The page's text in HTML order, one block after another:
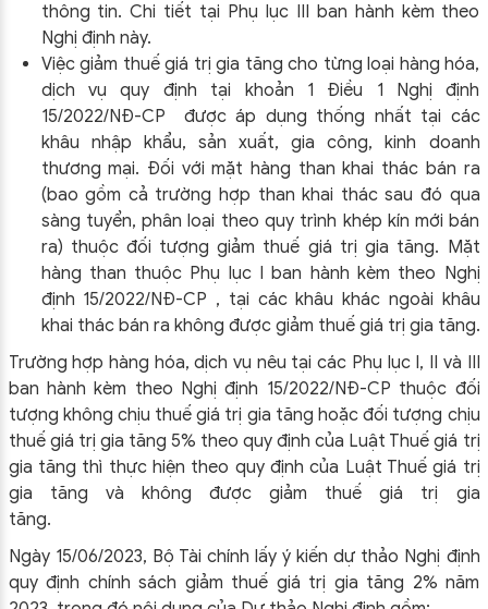
thông tin. Chi tiết tại Phụ lục III ban hành kèm theo
Nghị định này.
Việc giảm thuế giá trị gia tăng cho từng loại hàng hóa,
dịch vụ quy định tại khoản 1 Điều 1 Nghị định
15/2022/NĐ-CP được áp dụng thống nhất tại các
khâu nhập khẩu, sản xuất, gia công, kinh doanh
thương mại. Đối với mặt hàng than khai thác bán ra
(bao gồm cả trường hợp than khai thác sau đó qua
sàng tuyển, phân loại theo quy trình khép kín mới bán
ra) thuộc đối tượng giảm thuế giá trị gia tăng. Mặt
hàng than thuộc Phụ lục I ban hành kèm theo Nghị
định 15/2022/NĐ-CP , tại các khâu khác ngoài khâu
khai thác bán ra không được giảm thuế giá trị gia tăng.
Trường hợp hàng hóa, dịch vụ nêu tại các Phụ lục I, II và III
ban hành kèm theo Nghị định 15/2022/NĐ-CP thuộc đối
tượng không chịu thuế giá trị gia tăng hoặc đối tượng chịu
thuế giá trị gia tăng 5% theo quy định của Luật Thuế giá trị
gia tăng thì thực hiện theo quy định của Luật Thuế giá trị
gia tăng và không được giảm thuế giá trị gia
tăng.
Ngày 15/06/2023, Bộ Tài chính lấy ý kiến dự thảo Nghị định
quy định chính sách giảm thuế giá trị gia tăng 2% năm